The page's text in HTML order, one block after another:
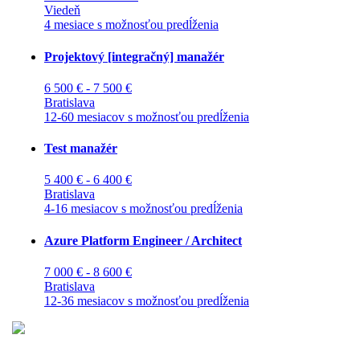
Viedeň
4 mesiace s možnosťou predĺženia
Projektový [integračný] manažér
6 500 € - 7 500 €
Bratislava
12-60 mesiacov s možnosťou predĺženia
Test manažér
5 400 € - 6 400 €
Bratislava
4-16 mesiacov s možnosťou predĺženia
Azure Platform Engineer / Architect
7 000 € - 8 600 €
Bratislava
12-36 mesiacov s možnosťou predĺženia